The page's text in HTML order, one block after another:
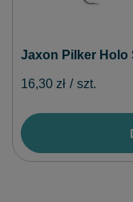
Jaxon Pilker Holo
16,30 zł / szt.